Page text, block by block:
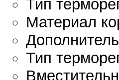
Тип
Материал
Тип